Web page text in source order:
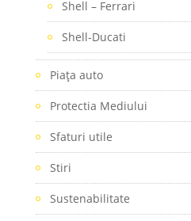
Shell – Ferrari
Shell-Ducati
Piaţa auto
Protectia Mediului
Sfaturi utile
Stiri
Sustenabilitate